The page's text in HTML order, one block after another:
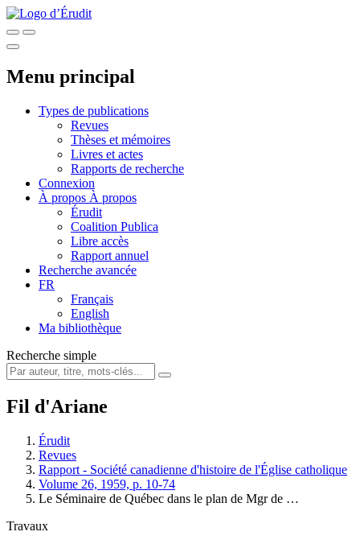
Menu principal
Types de publications
Revues
Thèses et mémoires
Livres et actes
Rapports de recherche
Connexion
À propos À propos
Érudit
Coalition Publica
Libre accès
Rapport annuel
Recherche avancée
FR
Français
English
Ma bibliothèque
Recherche simple
Fil d'Ariane
Érudit
Revues
Rapport - Société canadienne d'histoire de l'Église catholique
Volume 26, 1959, p. 10-74
Le Séminaire de Québec dans le plan de Mgr de …
Travaux